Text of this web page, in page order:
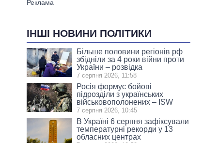
ІНШІ НОВИНИ ПОЛІТИКИ
Більше половини регіонів рф
збідніли за 4 роки війни проти
України – розвідка
7 серпня 2026, 11:58
Росія формує бойові
підрозділи з українських
військовополонених – ISW
7 серпня 2026, 10:45
В Україні 6 серпня зафіксували
температурні рекорди у 13
обласних центрах